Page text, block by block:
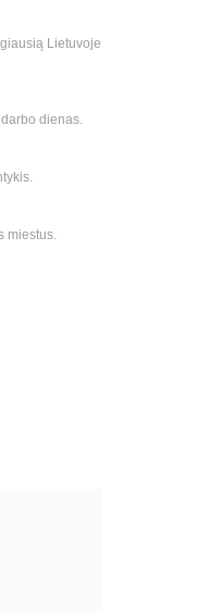
Lietuvoje
dienas.
miestus.